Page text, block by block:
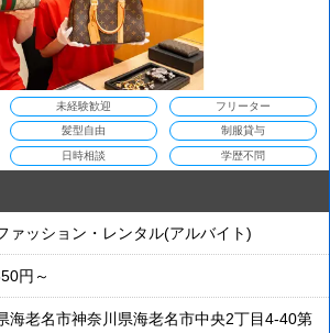
未経験歓迎 フリーター
髪型自由 制服貸与
日時相談 学歴不問
ァッション・レンタル(アルバイト)
円～
海老名市神奈川県海老名市中央2丁目4-40第